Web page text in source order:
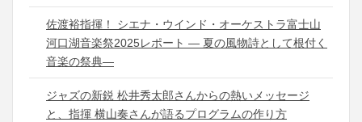
佐渡裕指揮！ シエナ・ウインド・オーケストラ富士山
河口湖音楽祭2025レポート ― 夏の風物詩として根付く
音楽の祭典―
ジャズの新鋭 松井秀太郎さんからの熱いメッセージ
と、指揮 横山奏さんが語るプログラムの作り方